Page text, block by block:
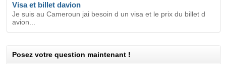
Visa et billet davion
Je suis au Cameroun jai besoin d un visa et le prix du billet d
avion...
Posez votre question maintenant !